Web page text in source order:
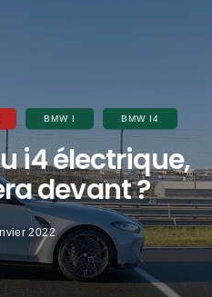
BMW I BMW I4
i4 électrique,
devant ?
2022